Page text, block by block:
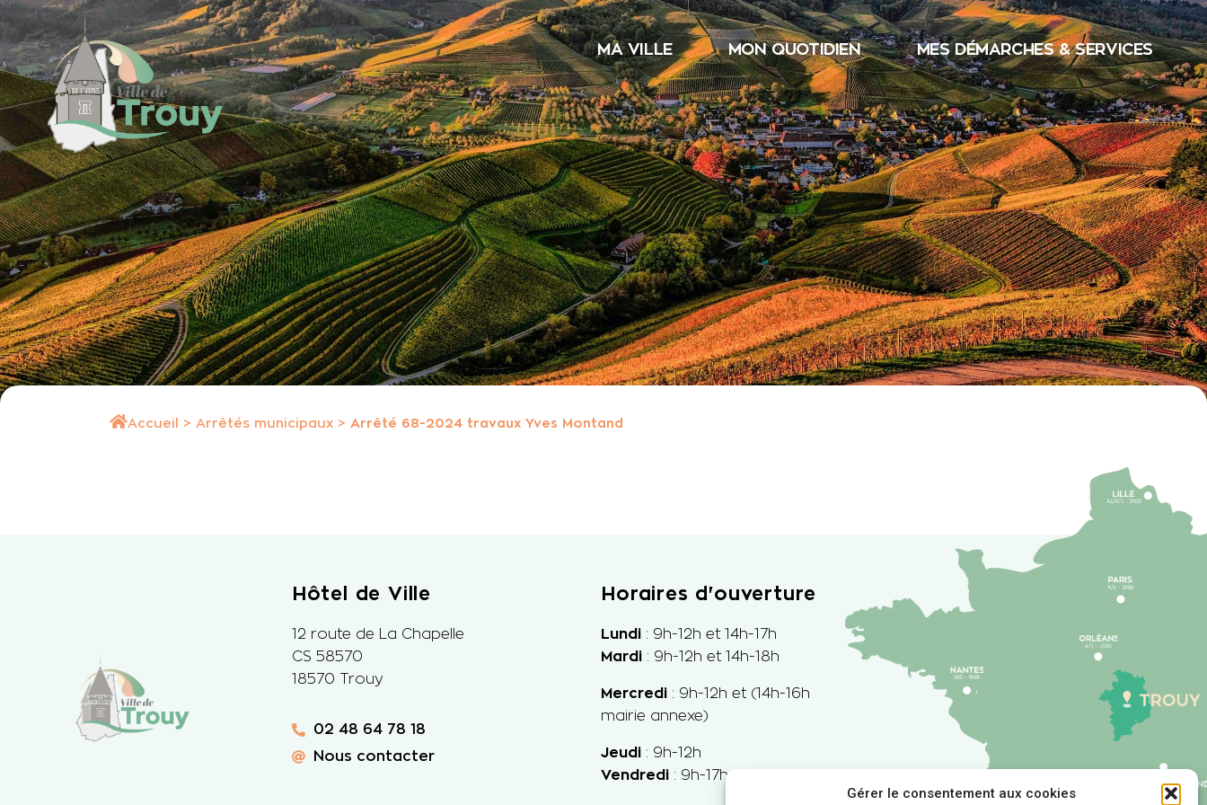
Gérer le consentement aux cookies
principal
MA VILLE MON QUOTIDIEN MES DÉMARCHES & SERVICES
Accueil > Arrêtés municipaux > Arrêté 68-2024 travaux Yves Montand
Hôtel de Ville
12 route de La Chapelle
CS 58570
18570 Trouy
02 48 64 78 18
Nous contacter
Horaires d'ouverture
Lundi : 9h-12h et 14h-17h
Mardi : 9h-12h et 14h-18h
Mercredi : 9h-12h et (14h-16h
mairie annexe)
Jeudi : 9h-12h
Vendredi : 9h-17h